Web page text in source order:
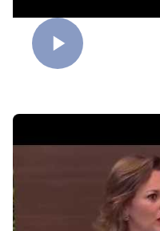
Flexibilidade